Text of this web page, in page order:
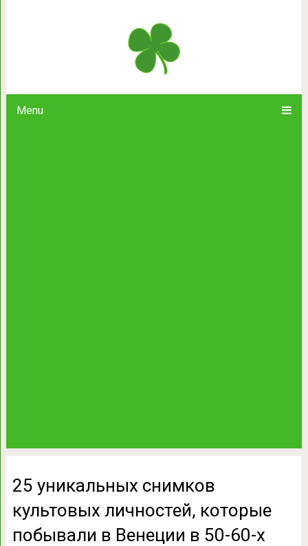
Menu
25 уникальных снимков
25 уникальных снимков
культовых личностей, которые
побывали в Венеции в 50-60-х